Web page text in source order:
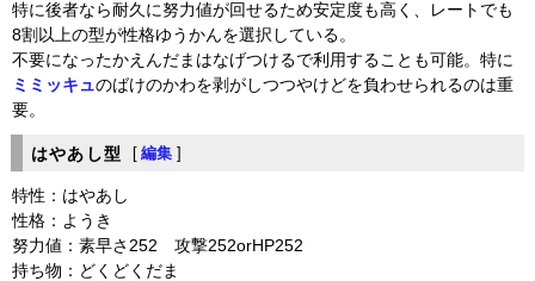
特に後者なら耐久に努力値が回せるため安定度も高く、レートでも
8割以上の型が性格ゆうかんを選択している。
不要になったかえんだまはなげつけるで利用することも可能。特に
ミミッキュのばけのかわを剥がしつつやけどを負わせられるのは重
要。
はやあし型 [ 編集 ]
特性：はやあし
性格：ようき
努力値：素早さ252 攻撃252orHP252
持ち物：どくどくだま